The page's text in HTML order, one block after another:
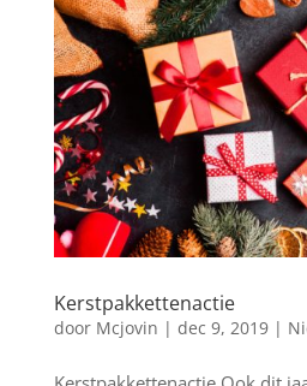
Kerstpakkettenactie
door Mcjovin | dec 9, 2019|